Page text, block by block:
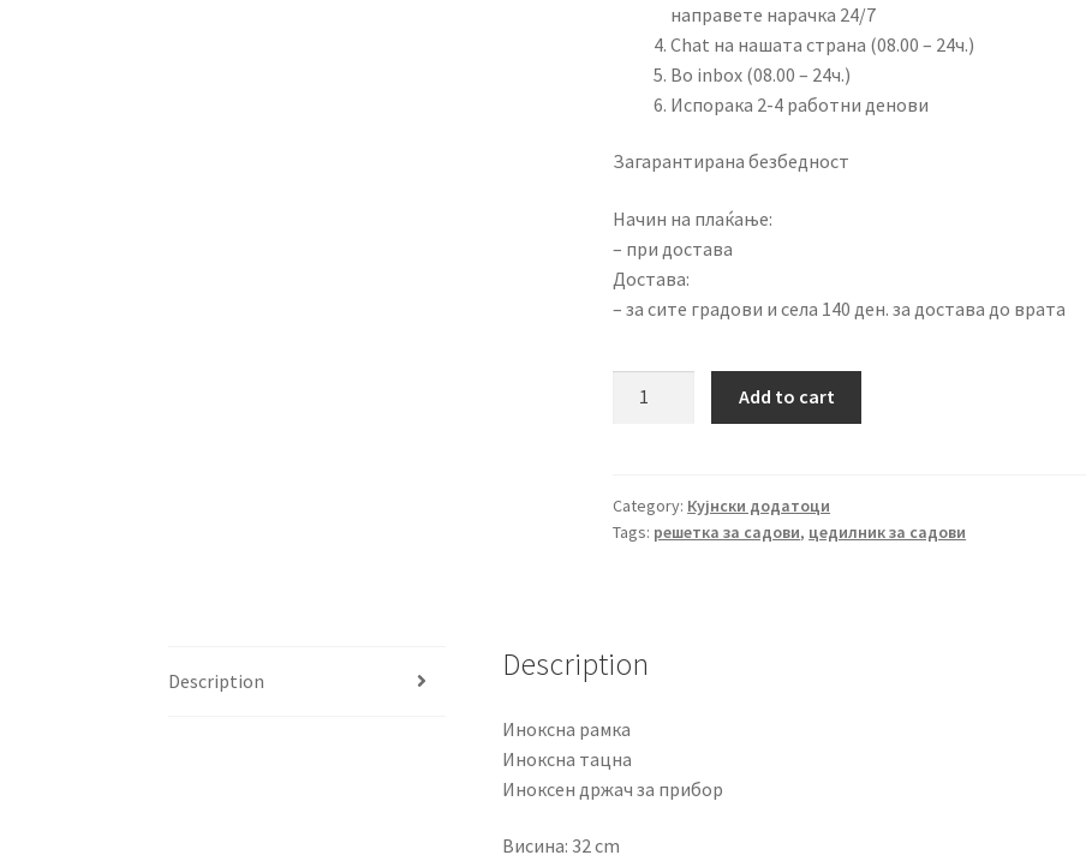
направете нарачка 24/7
Chat на нашата страна (08.00 – 24ч.)
Во inbox (08.00 – 24ч.)
Испорака 2-4 работни денови
Загарантирана безбедност
Начин на плаќање:
– при достава
Достава:
– за сите градови и села 140 ден. за достава до врата
quantity
Add to cart
Category: Кујнски додатоци
Tags: решетка за садови, цедилник за садови
Description Description
Иноксна рамка
Иноксна тацна
Иноксен држач за прибор
Висина: 32 cm